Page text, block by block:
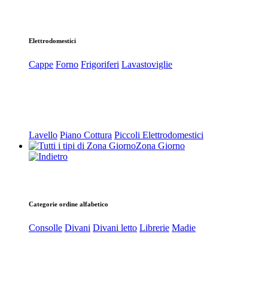
Elettrodomestici
Cappe Forno Frigoriferi Lavastoviglie
Lavello Piano Cottura Piccoli Elettrodomestici
Zona Giorno
Categorie ordine alfabetico
Consolle Divani Divani letto Librerie Madie